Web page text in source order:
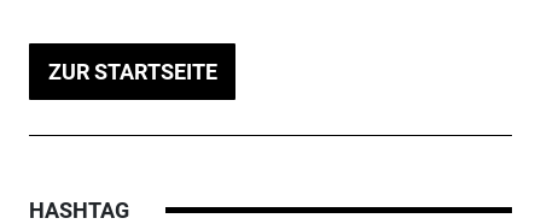
ZUR STARTSEITE
HASHTAG